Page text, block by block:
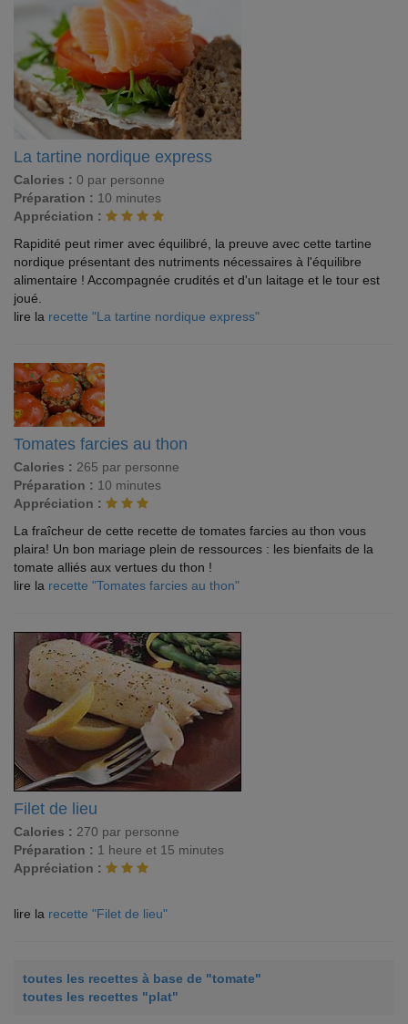
La tartine nordique express
Calories : 0 par personne
Préparation : 10 minutes
Appréciation :
Rapidité peut rimer avec équilibré, la preuve avec cette tartine
nordique présentant des nutriments nécessaires à l'équilibre
alimentaire ! Accompagnée crudités et d'un laitage et le tour est
joué.
lire la recette "La tartine nordique express"
Tomates farcies au thon
Calories : 265 par personne
Préparation : 10 minutes
Appréciation :
La fraîcheur de cette recette de tomates farcies au thon vous
plaira! Un bon mariage plein de ressources : les bienfaits de la
tomate alliés aux vertues du thon !
lire la recette "Tomates farcies au thon"
Filet de lieu
Calories : 270 par personne
Préparation : 1 heure et 15 minutes
Appréciation :
lire la recette "Filet de lieu"
toutes les recettes à base de "tomate"
toutes les recettes "plat"